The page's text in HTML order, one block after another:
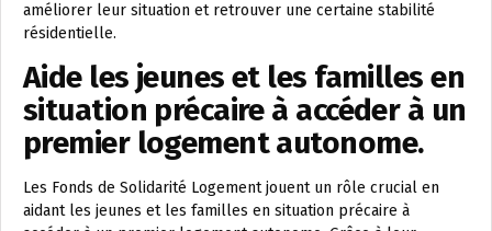
améliorer leur situation et retrouver une certaine stabilité
résidentielle.
Aide les jeunes et les familles en
situation précaire à accéder à un
premier logement autonome.
Les Fonds de Solidarité Logement jouent un rôle crucial en
aidant les jeunes et les familles en situation précaire à